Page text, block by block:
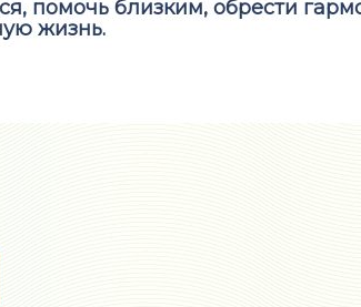
помочь близким, обрести
жизнь.